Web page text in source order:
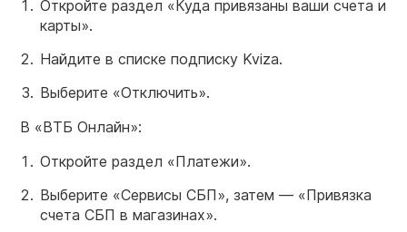
Откройте раздел «Куда привязаны ваши счета и
карты».
Найдите в списке подписку Kviza.
Выберите «Отключить».
В «ВТБ Онлайн»:
Откройте раздел «Платежи».
Выберите «Сервисы СБП», затем — «Привязка
счета СБП в магазинах».